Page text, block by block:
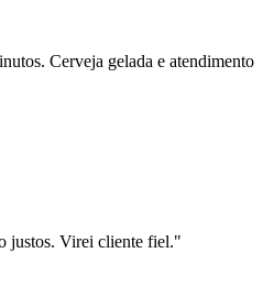
Cerveja gelada e atendimento
justos. Virei cliente fiel."